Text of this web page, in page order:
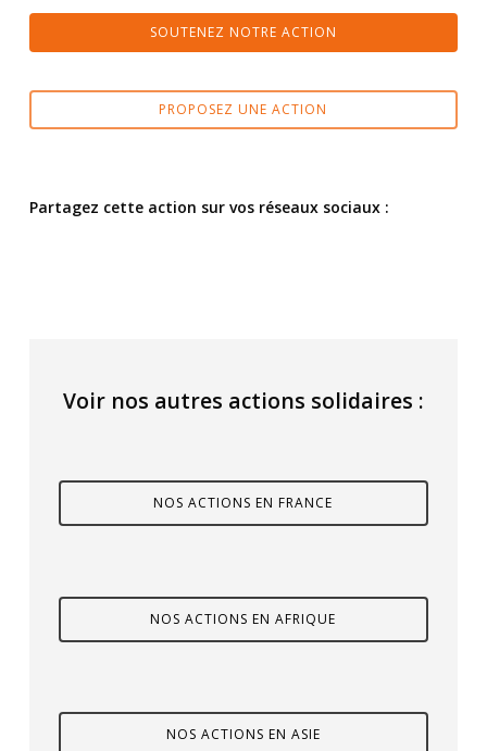
SOUTENEZ NOTRE ACTION
PROPOSEZ UNE ACTION
Partagez cette action sur vos réseaux sociaux :
Voir nos autres actions solidaires :
NOS ACTIONS EN FRANCE
NOS ACTIONS EN AFRIQUE
NOS ACTIONS EN ASIE